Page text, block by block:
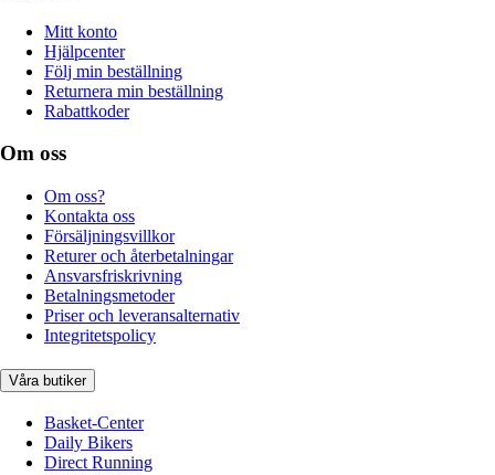
Mitt konto
Hjälpcenter
Följ min beställning
Returnera min beställning
Rabattkoder
Om oss
Om oss?
Kontakta oss
Försäljningsvillkor
Returer och återbetalningar
Ansvarsfriskrivning
Betalningsmetoder
Priser och leveransalternativ
Integritetspolicy
Våra butiker
Basket-Center
Daily Bikers
Direct Running